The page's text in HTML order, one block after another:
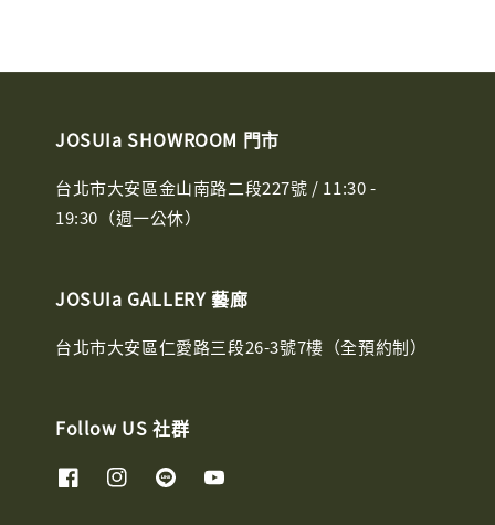
JOSUIa SHOWROOM 門市
台北市大安區金山南路二段227號 / 11:30 -
19:30（週一公休）
JOSUIa GALLERY 藝廊
台北市大安區仁愛路三段26-3號7樓（全預約制）
Follow US 社群